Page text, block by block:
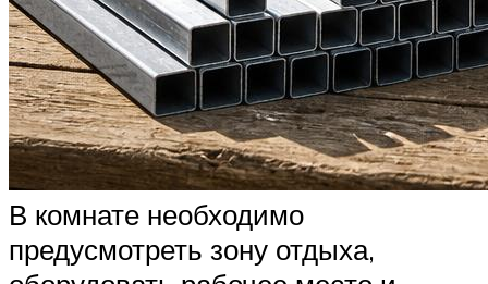
В комнате необходимо
предусмотреть зону отдыха,